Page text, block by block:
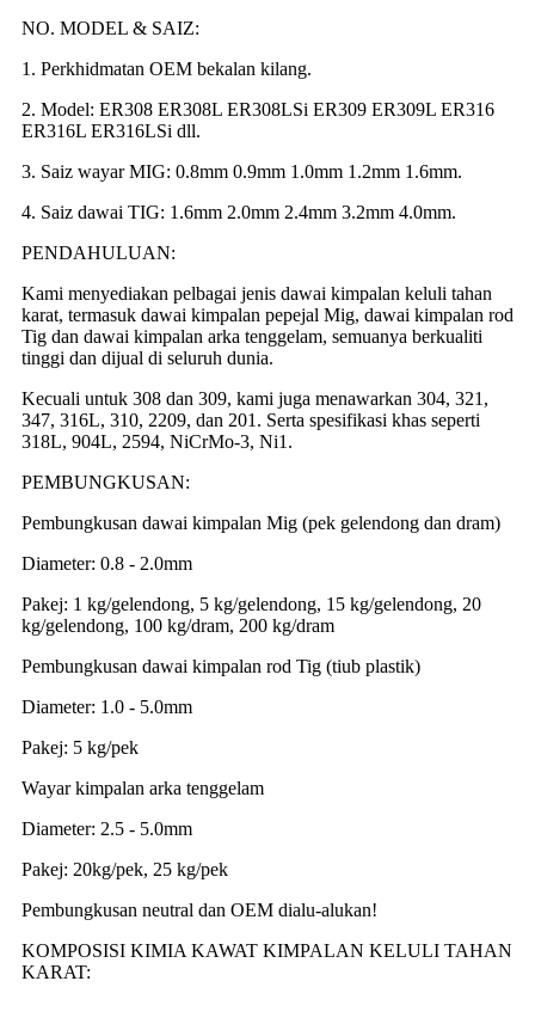
NO. MODEL & SAIZ:
1. Perkhidmatan OEM bekalan kilang.
2. Model: ER308 ER308L ER308LSi ER309 ER309L ER316
ER316L ER316LSi dll.
3. Saiz wayar MIG: 0.8mm 0.9mm 1.0mm 1.2mm 1.6mm.
4. Saiz dawai TIG: 1.6mm 2.0mm 2.4mm 3.2mm 4.0mm.
PENDAHULUAN:
Kami menyediakan pelbagai jenis dawai kimpalan keluli tahan
karat, termasuk dawai kimpalan pepejal Mig, dawai kimpalan rod
Tig dan dawai kimpalan arka tenggelam, semuanya berkualiti
tinggi dan dijual di seluruh dunia.
Kecuali untuk 308 dan 309, kami juga menawarkan 304, 321,
347, 316L, 310, 2209, dan 201. Serta spesifikasi khas seperti
318L, 904L, 2594, NiCrMo-3, Ni1.
PEMBUNGKUSAN:
Pembungkusan dawai kimpalan Mig (pek gelendong dan dram)
Diameter: 0.8 - 2.0mm
Pakej: 1 kg/gelendong, 5 kg/gelendong, 15 kg/gelendong, 20
kg/gelendong, 100 kg/dram, 200 kg/dram
Pembungkusan dawai kimpalan rod Tig (tiub plastik)
Diameter: 1.0 - 5.0mm
Pakej: 5 kg/pek
Wayar kimpalan arka tenggelam
Diameter: 2.5 - 5.0mm
Pakej: 20kg/pek, 25 kg/pek
Pembungkusan neutral dan OEM dialu-alukan!
KOMPOSISI KIMIA KAWAT KIMPALAN KELULI TAHAN
KARAT: